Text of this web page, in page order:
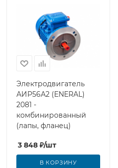
Электродвигатель
АИР56А2 (ENERAL)
2081 -
комбинированный
(лапы, фланец)
3 848 ₽/шт
В КОРЗИНУ